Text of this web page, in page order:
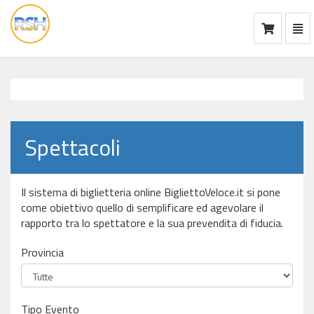
vai
alla
Spettacoli
Il sistema di biglietteria online BigliettoVeloce.it si pone
come obiettivo quello di semplificare ed agevolare il
rapporto tra lo spettatore e la sua prevendita di fiducia.
Provincia
Tipo Evento